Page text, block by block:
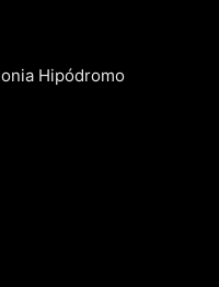
Hipódromo